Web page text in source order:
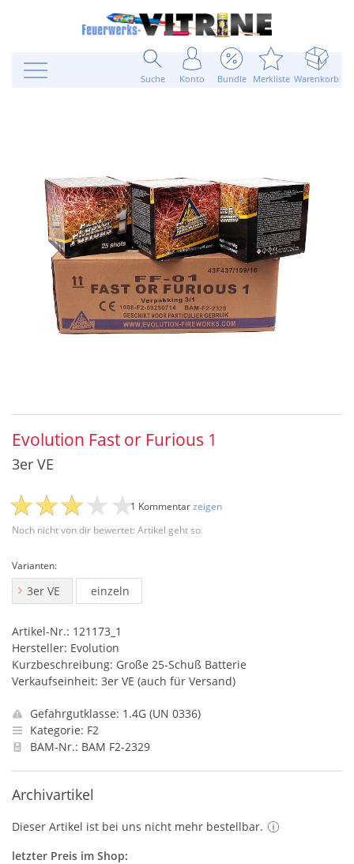
Suche Konto Bundle Merkliste Warenkorb
Evolution Fast or Furious 1
3er VE
Noch nicht von dir bewertet: Artikel geht so
1 Kommentarzeigen
Varianten:
3er VE einzeln
Artikel-Nr.: 121173_1
Hersteller: Evolution
Kurzbeschreibung: Große 25-Schuß Batterie
Verkaufseinheit: 3er VE (auch für Versand)
Gefahrgutklasse: 1.4G (UN 0336)
Kategorie: F2
BAM-Nr.: BAM F2-2329
Archivartikel
Dieser Artikel ist bei uns nicht mehr bestellbar.
letzter Preis im Shop: